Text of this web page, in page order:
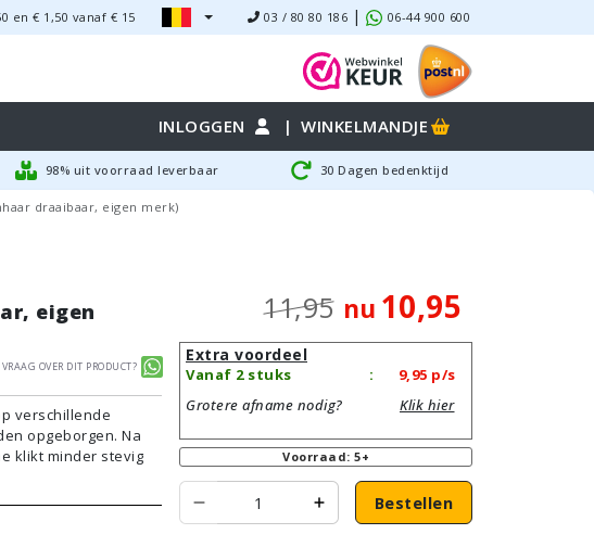
en € 1,50 vanaf € 15 03 / 80 80 186 | 06-44 900 600
INLOGGEN | WINKELMANDJE
98% uit voorraad leverbaar 30 Dagen bedenktijd
draaibaar, eigen merk)
eigen
Vraag over dit product?
verschillende
opgeborgen. Na
klikt minder stevig
11,95 nu 10,95
Extra voordeel
Vanaf 2 stuks : 9,95 p/s
Grotere afname nodig?
Klik hier
Voorraad: 5+
Bestellen